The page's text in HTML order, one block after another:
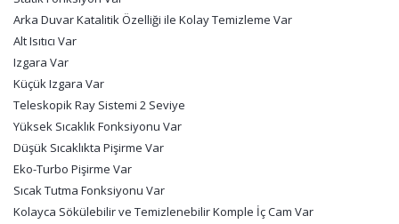
Arka Duvar Katalitik Özelliği ile Kolay Temizleme Var
Alt Isıtıcı Var
Izgara Var
Küçük Izgara Var
Teleskopik Ray Sistemi 2 Seviye
Yüksek Sıcaklık Fonksiyonu Var
Düşük Sıcaklıkta Pişirme Var
Eko-Turbo Pişirme Var
Sıcak Tutma Fonksiyonu Var
Kolayca Sökülebilir ve Temizlenebilir Komple İç Cam Var